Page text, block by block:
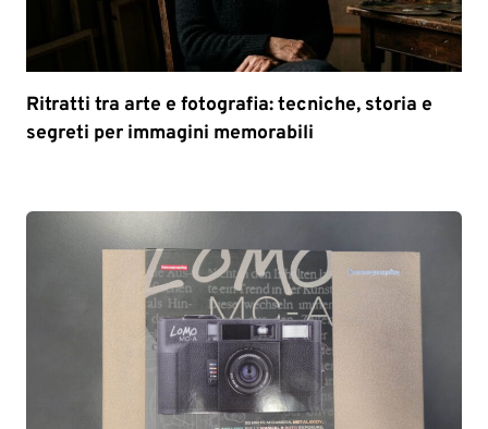
Ritratti tra arte e fotografia: tecniche, storia e
segreti per immagini memorabili